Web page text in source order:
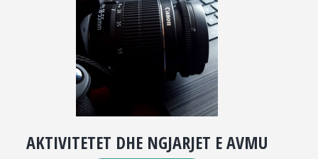
AKTIVITETET DHE NGJARJET E AVMU